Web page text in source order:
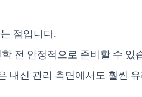
점입니다.
전 안정적으로 준비할 수 있
내신 관리 측면에서도 훨씬